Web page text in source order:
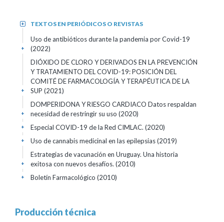
TEXTOS EN PERIÓDICOS O REVISTAS
+
Uso de antibióticos durante la pandemia por Covid-19
(2022)
+
DIÓXIDO DE CLORO Y DERIVADOS EN LA PREVENCIÓN
Y TRATAMIENTO DEL COVID-19: POSICIÓN DEL
COMITÉ DE FARMACOLOGÍA Y TERAPÉUTICA DE LA
SUP (2021)
+
DOMPERIDONA Y RIESGO CARDIACO Datos respaldan
necesidad de restringir su uso (2020)
+
Especial COVID-19 de la Red CIMLAC. (2020)
+
Uso de cannabis medicinal en las epilepsias (2019)
+
Estrategias de vacunación en Uruguay. Una historia
exitosa con nuevos desafíos. (2010)
+
Boletín Farmacológico (2010)
+
Producción técnica